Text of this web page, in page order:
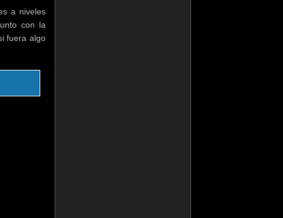
a niveles
con la
fuera algo